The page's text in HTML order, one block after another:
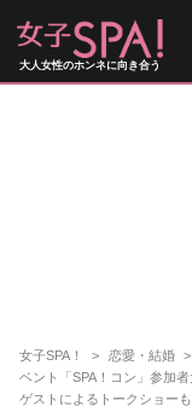
大人女性のホンネに向き合う
女子SPA！ 恋愛・結婚
ベント「SPA！コン」参加
ゲストによるトークショーも